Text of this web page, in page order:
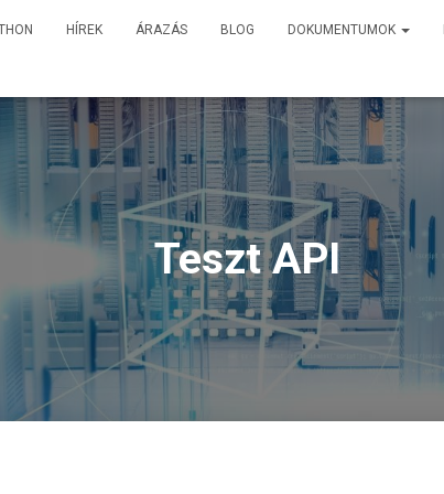
HÍREK ÁRAZÁS BLOG DOKUMENTUMOK
Teszt API